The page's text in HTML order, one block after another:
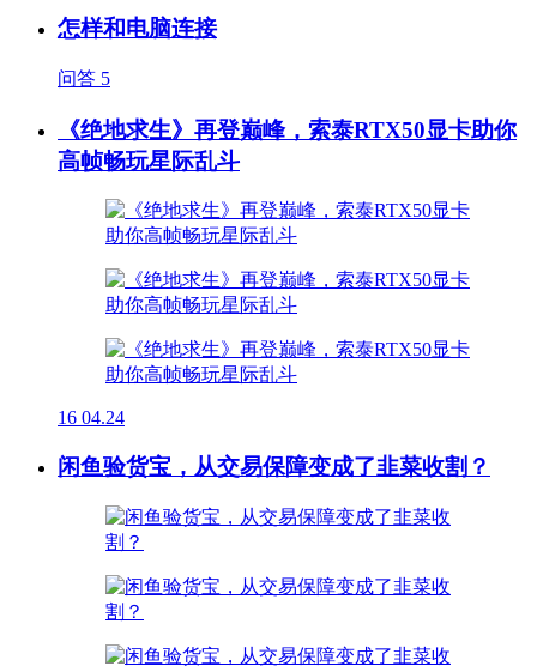
怎样和电脑连接
问答 5
《绝地求生》再登巅峰，索泰RTX50显卡助你
高帧畅玩星际乱斗
16 04.24
闲鱼验货宝，从交易保障变成了韭菜收割？